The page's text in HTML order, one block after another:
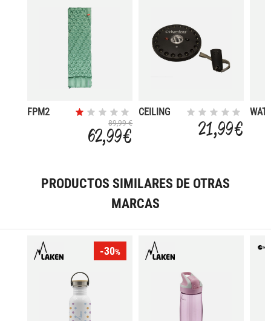
FPM2
89,99 €
62,99 €
CEILING
21,99 €
PRODUCTOS SIMILARES DE OTRAS
MARCAS
-30%